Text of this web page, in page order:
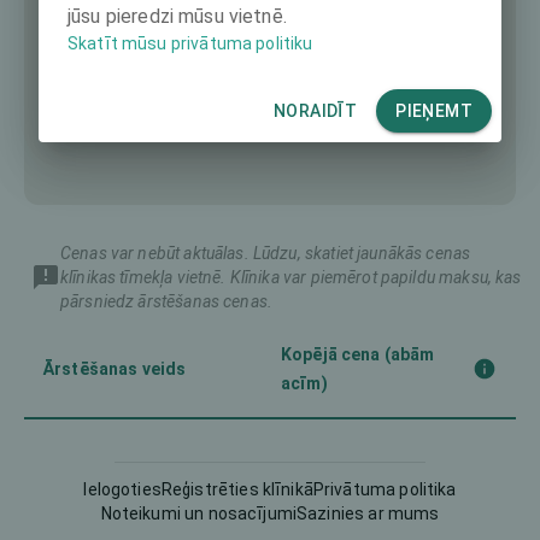
Cenas var nebūt aktuālas. Lūdzu, skatiet jaunākās cenas
klīnikas tīmekļa vietnē. Klīnika var piemērot papildu maksu, kas
pārsniedz ārstēšanas cenas.
Ārstēšanas veids
Kopējā cena (abām
acīm)
IelogotiesReģistrēties klīnikāPrivātuma politika
Noteikumi un nosacījumiSazinies ar mums
jūsu pieredzi mūsu vietnē.
Skatīt mūsu privātuma politiku
NORAIDĪT PIEŅEMT